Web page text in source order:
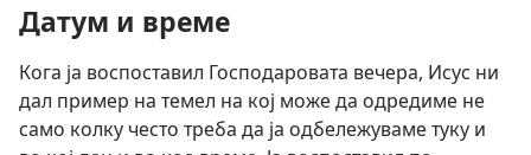
Датум и време
Кога ја воспоставил Господаровата вечера, Исус ни
дал пример на темел на кој може да одредиме не
само колку често треба да ја одбележуваме туку и